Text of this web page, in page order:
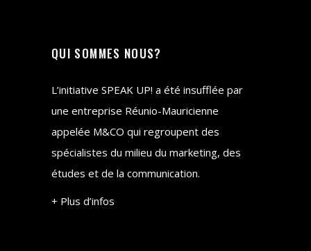
QUI SOMMES NOUS?
L’initiative SPEAK UP! a été insufflée par
une entreprise Réunio-Mauricienne
appelée M&CO qui regroupent des
spécialistes du milieu du marketing, des
études et de la communication.
+ Plus d’infos